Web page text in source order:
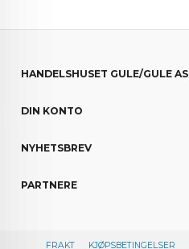
HANDELSHUSET GULE/GULE AS
DIN KONTO
NYHETSBREV
PARTNERE
FRAKT KJØPSBETINGELSER